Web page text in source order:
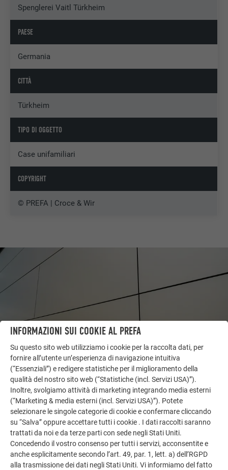
Spenglerei Vaitl Türkheim
PAESE
Germania
CITTÀ
Türkheim
TIPO DI OGGETTO
Case unifamiliari
COPYRIGHT
© PREFA | Croce & Wir
LASCIATI ISPIRARE
ALTRI OGGETTI
La galleria di riferimento PREFA mostra la versatilità
dell’alluminio. Scoprite altri progetti straordinari con le
soluzioni in alluminio durevoli di PREFA per tetti,
impianti solari e facciate.
INFORMAZIONI SUI COOKIE AL PREFA
Su questo sito web utilizziamo i cookie per la raccolta dati, per
fornire all’utente un’esperienza di navigazione intuitiva
(“Essenziali”) e redigere statistiche per il miglioramento della
qualità del nostro sito web (“Statistiche (incl. Servizi USA)”).
Inoltre, svolgiamo attività di marketing integrando media esterni
(“Marketing & media esterni (incl. Servizi USA)”). Potete
selezionare le singole categorie di cookie e confermare cliccando
su “Salva” oppure accettare tutti i cookie . I dati raccolti saranno
trattati da noi e da terze parti con sede negli Stati Uniti.
Concedendo il vostro consenso per tutti i servizi, acconsentite e
anche esplicitamente secondo l’art. 49, par. 1, lett. a) dell’RGPD
alla trasmissione dei dati negli Stati Uniti. Vi informiamo del fatto